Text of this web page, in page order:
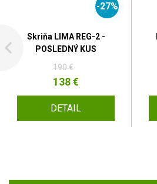
-27%
Skriňa LIMA REG-2 -
POSLEDNÝ KUS
190 €
138 €
DETAIL